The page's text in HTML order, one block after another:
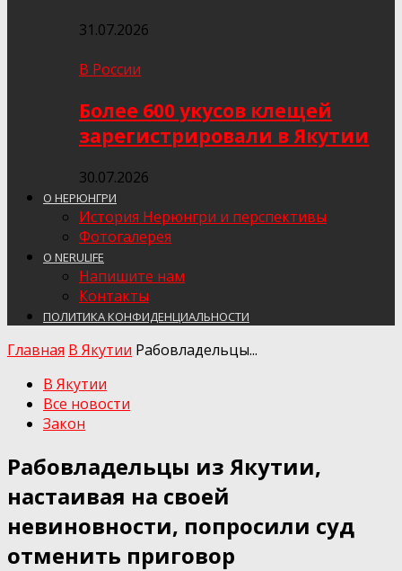
31.07.2026
В России
Более 600 укусов клещей
зарегистрировали в Якутии
30.07.2026
О НЕРЮНГРИ
История Нерюнгри и перспективы
Фотогалерея
О NERULIFE
Напишите нам
Контакты
ПОЛИТИКА КОНФИДЕНЦИАЛЬНОСТИ
Главная В Якутии Рабовладельцы...
В Якутии
Все новости
Закон
Рабовладельцы из Якутии,
настаивая на своей
невиновности, попросили суд
отменить приговор